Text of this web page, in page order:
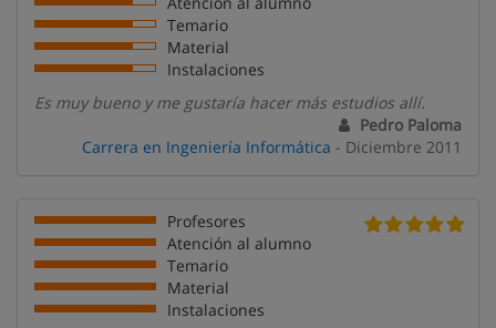
Temario
Material
Instalaciones
Es muy bueno y me gustaría hacer más estudios allí.
Pedro Paloma
Carrera en Ingeniería Informática - Diciembre 2011
Profesores
Atención al alumno
Temario
Material
Instalaciones